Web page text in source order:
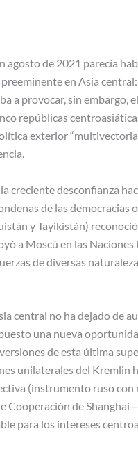
de 2021 parecía
en Asia
a provocar, sin embargo,
repúblicas
exterior
creciente desconfianza
de las democracias
y Tayikistán)
a Moscú en las
de diversas
central no ha dejado de
una nueva
de esta última
unilaterales del Kremlin
(instrumento ruso con
Cooperación de
para los intereses